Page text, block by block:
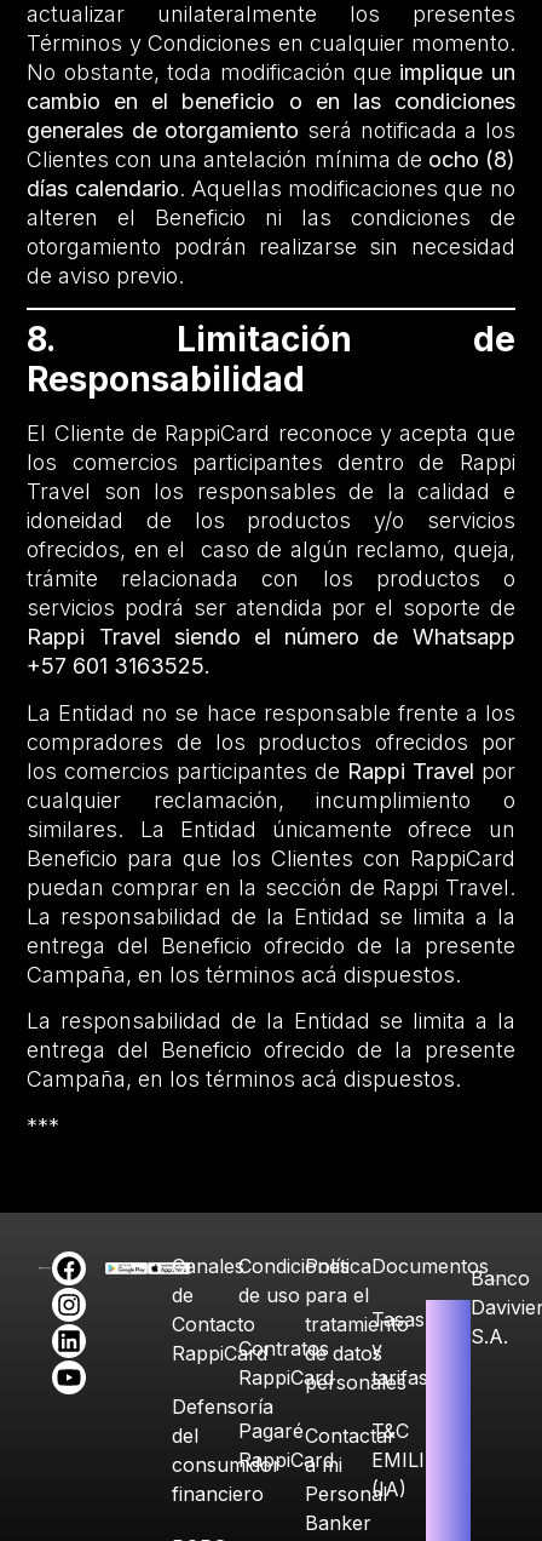
actualizar unilateralmente los presentes
Términos y Condiciones en cualquier momento.
No obstante, toda modificación que implique un
cambio en el beneficio o en las condiciones
generales de otorgamiento será notificada a los
Clientes con una antelación mínima de ocho (8)
días calendario. Aquellas modificaciones que no
alteren el Beneficio ni las condiciones de
otorgamiento podrán realizarse sin necesidad
de aviso previo.
8. Limitación de
Responsabilidad
El Cliente de RappiCard reconoce y acepta que
los comercios participantes dentro de Rappi
Travel son los responsables de la calidad e
idoneidad de los productos y/o servicios
ofrecidos, en el caso de algún reclamo, queja,
trámite relacionada con los productos o
servicios podrá ser atendida por el soporte de
Rappi Travel siendo el número de Whatsapp
+57 601 3163525.
La Entidad no se hace responsable frente a los
compradores de los productos ofrecidos por
los comercios participantes de Rappi Travel por
cualquier reclamación, incumplimiento o
similares. La Entidad únicamente ofrece un
Beneficio para que los Clientes con RappiCard
puedan comprar en la sección de Rappi Travel.
La responsabilidad de la Entidad se limita a la
entrega del Beneficio ofrecido de la presente
Campaña, en los términos acá dispuestos.
La responsabilidad de la Entidad se limita a la
entrega del Beneficio ofrecido de la presente
Campaña, en los términos acá dispuestos.
***
Canales
de
Contacto
RappiCard
Defensoría
del
consumidor
financiero
Condiciones
de uso
Contratos
RappiCard
Pagaré
RappiCard
Política
para el
tratamiento
de datos
personales
Contactar
a mi
Personal
Banker
Documentos
Tasas
y
tarifas
T&C
EMILIA
(IA)
Banco
S.A.